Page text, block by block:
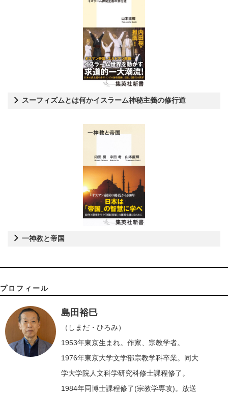
スーフィズムとは何かイスラーム神秘主義の修行道
一神教と帝国
プロフィール
島田裕巳
（しまだ・ひろみ）
1953年東京生まれ。作家、宗教学者。
1976年東京大学文学部宗教学科卒業。同大
学大学院人文科学研究科修士課程修了。
1984年同博士課程修了(宗教学専攻)。放送